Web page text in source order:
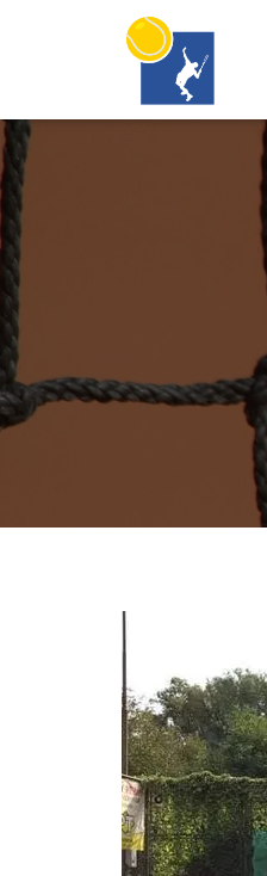
15.9. sa naše zmiešané
Kapitánom družstva bol Michal